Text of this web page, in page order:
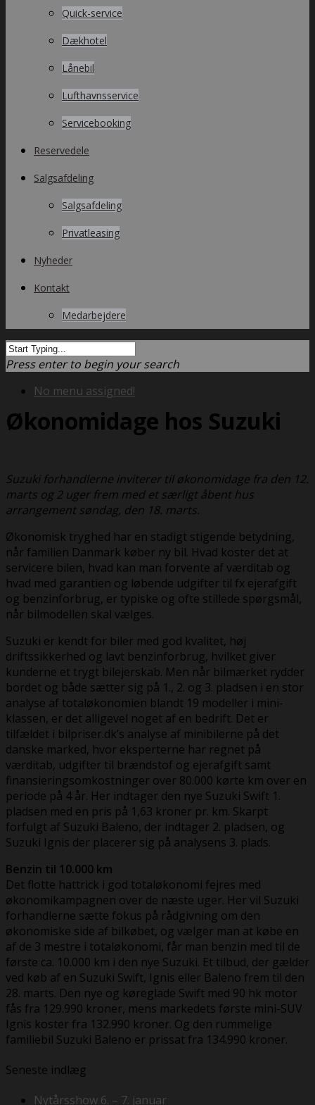
Quick-service
Dækhotel
Lånebil
Lufthavnsservice
Servicebooking
Reservedele
Salgsafdeling
Salgsafdeling
Privatleasing
Nyheder
Kontakt
Medarbejdere
Press enter to begin your search
No menu assigned!
Økonomidage hos Suzuki
Suzuki forhandlerne inviterer til økonomidage fra den 12.
marts og 2 uger frem med et særligt åbent hus
arrangement søndag, den 18. marts.
Økonomisk tryghed har en stadigt stigende betydning,
når familien Danmark køber ny bil. Hvad koster det at
servicere bilen, hvad kan man forvente af værditab og
hvad med garantien og løbende udgifter til fx ejerafgift
og benzinforbrug, er typiske og ofte stillede spørgsmål,
når bilmodellen skal vælges.
Suzuki er kendt for biler med god kvalitet, høj
driftssikkerhed og lavt benzinforbrug, hvilket giver
kunderne et trygt bilejerskab. Men når bilmærket rydder
bordet og både sætter sig på 1., 2. og 3. pladsen i en stor
analyse af totaløkonomien blandt 19 modeller i mini-
klassen, er det alligevel noget af en bedrift. Det er
tilfældet i bilpriser.dk’s analyse af minibilerne på det
danske marked, hvor eksperterne har regnet på
værditab, udgifter til brændstof og ejerafgift samt
finansieringsomkostninger over 80.000 kørte km over en
periode på 4 år. Her indtager den nye Suzuki Swift 1.
pladsen med en pris på 1,63 kroner pr. km. Skarpt
forfulgt af Suzuki Baleno, der indtager 2. pladsen, og
Suzuki Ignis der placerer sig på analysens 3. plads.
Benzin til 10.000 km
Det flotte hattrick i god totaløkonomi fejres med
økonomikampagnen over de næste uger. Her vil Suzuki
forhandlerne sætte fokus på rådgivning om den
økonomiske side af bilkøbet, og vælger man at købe en
af de 3 mestre i totaløkonomi, får man benzin med til de
første ca. 10.000 km i den nye Suzuki. Et tilbud, der gælder
ved køb af en Suzuki Swift, Ignis eller Baleno frem til den
28. marts. Den nye og køreglade Swift med 90 hk motor
fås fra 129.990 kroner, mens markedets første mini-SUV
Ignis koster fra 132.990 kroner. Og den rummelige
familiebil Suzuki Baleno er prissat fra 134.990 kroner.
Seneste indlæg
Nytårsshow 6. – 7. januar